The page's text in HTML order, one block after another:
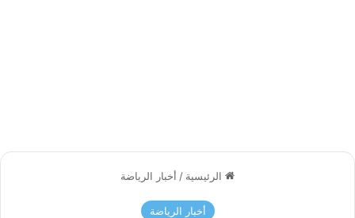
الرئيسية / أخبار الرياضة
أخبار الرياضة